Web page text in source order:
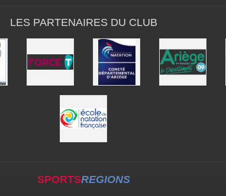
LES PARTENAIRES DU CLUB
SPORTSREGIONS